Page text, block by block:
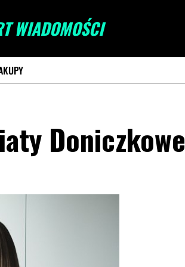
WIADOMOŚCI
Doniczkowe